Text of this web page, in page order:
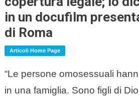
in un docufilm
di Roma
Articoli Home Page
“Le persone omosessuali
in una famiglia. Sono figli di